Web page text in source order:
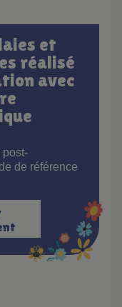
réalisé
avec
de référence